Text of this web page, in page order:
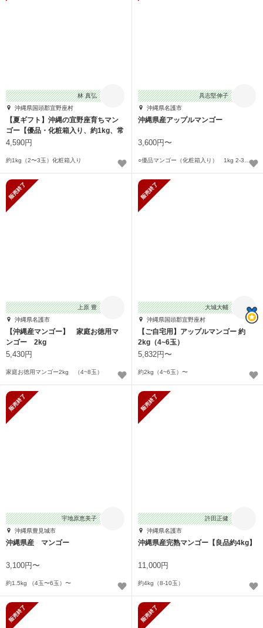
林 真弘
沖縄県国頭郡宜野座村
【夏ギフト】沖縄の宜野座育ちマン
ゴー【優品・化粧箱入り、約1kg、常
温発送】
4,590円
約1kg（2〜3玉）化粧箱入り
具志堅伸子
沖縄県名護市
沖縄県産アップルマンゴー
3,600円〜
○優品マンゴー（化粧箱入り） 1kg 2-3個〜
上原 豊
沖縄県名護市
【沖縄産マンゴー】 家庭お徳用マ
ンゴー 2kg
5,430円
家庭お徳用マンゴー2kg （4~8玉）
大城大輔
沖縄県国頭郡宜野座村
【ご自宅用】アップルマンゴー 約
2kg（4~6玉）
5,832円〜
約2kg（4~6玉）〜
宇地原恵美子
沖縄県豊見城市
沖縄県産 マンゴー
3,100円〜
約1.5kg （4玉〜6玉）〜
許田正健
沖縄県名護市
沖縄県産完熟マンゴー【良品約4kg】
11,000円
約4kg（8-10玉）